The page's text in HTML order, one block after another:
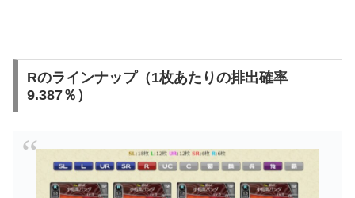
Rのラインナップ（1枚あたりの排出確率
9.387％）